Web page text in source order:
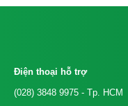
Điện thoại hỗ trợ
(028) 3848 9975 - Tp. HCM